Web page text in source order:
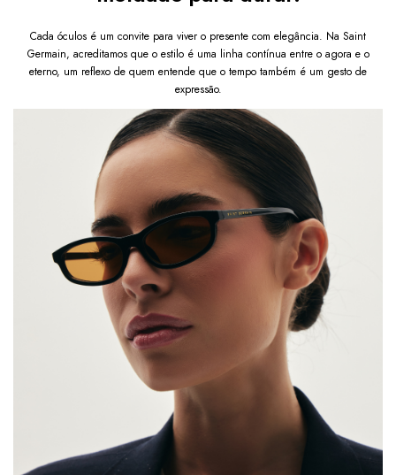
Cada óculos é um convite para viver o presente com elegância. Na Saint
Germain, acreditamos que o estilo é uma linha contínua entre o agora e o
eterno, um reflexo de quem entende que o tempo também é um gesto de
expressão.